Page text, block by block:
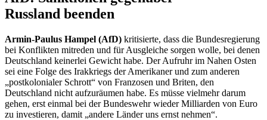
Russland beenden
Armin-Paulus Hampel (AfD) kritisierte, dass die Bundesregierung
bei Konflikten mitreden und für Ausgleiche sorgen wolle, bei denen
Deutschland keinerlei Gewicht habe. Der Aufruhr im Nahen Osten
sei eine Folge des Irakkriegs der Amerikaner und zum anderen
„postkolonialer Schrott“ von Franzosen und Briten, den
Deutschland nicht aufzuräumen habe. Es müsse vielmehr darum
gehen, erst einmal bei der Bundeswehr wieder Milliarden von Euro
zu investieren, damit „andere Länder uns ernst nehmen“.